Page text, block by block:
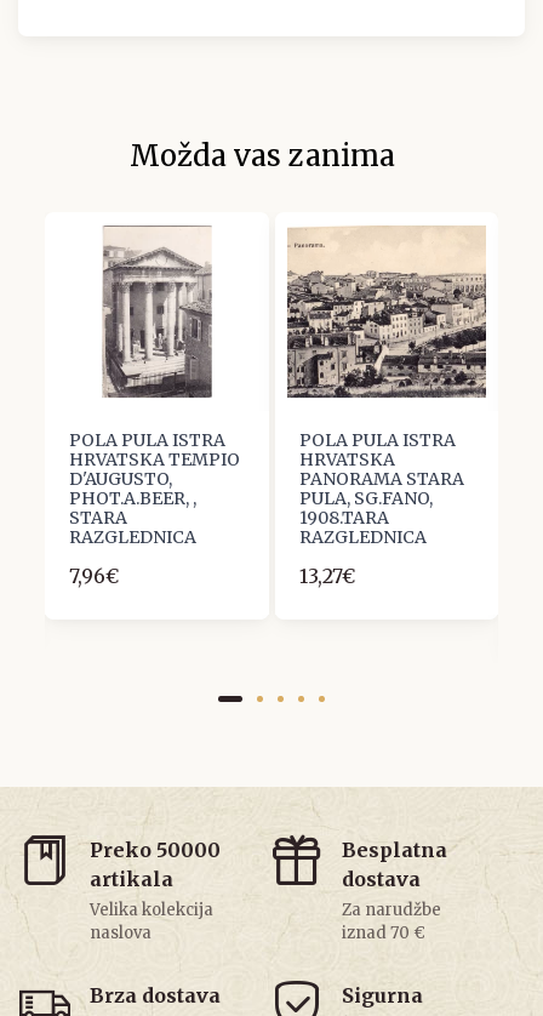
Možda vas zanima
POLA PULA ISTRA
HRVATSKA TEMPIO
D'AUGUSTO,
PHOT.A.BEER, ,
STARA
RAZGLEDNICA
7,96€
POLA PULA ISTRA
HRVATSKA
PANORAMA STARA
PULA, SG.FANO,
1908.TARA
RAZGLEDNICA
13,27€
Preko 50000
artikala
Velika kolekcija
naslova
Besplatna
dostava
Za narudžbe
iznad 70 €
Brza dostava
Sigurna